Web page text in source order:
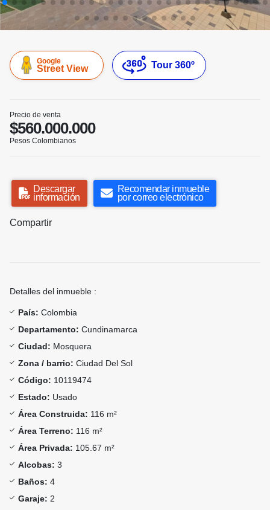
Google
Street View Tour 360º
Precio de venta
$560.000.000
Pesos Colombianos
Descargar
información
Recomendar inmueble
por correo electrónico
Compartir
Detalles del inmueble :
País: Colombia
Departamento: Cundinamarca
Ciudad: Mosquera
Zona / barrio: Ciudad Del Sol
Código: 10119474
Estado: Usado
Área Construida: 116 m²
Área Terreno: 116 m²
Área Privada: 105.67 m²
Alcobas: 3
Baños: 4
Garaje: 2